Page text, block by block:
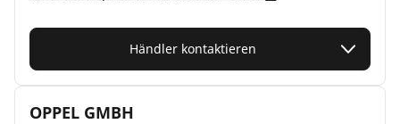
Händler kontaktieren
OPPEL GMBH